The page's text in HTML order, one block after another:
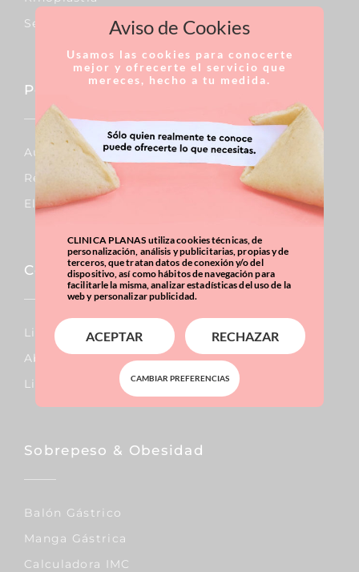
Septoplastia
Pecho
Aumento De Pecho
Reducción De Pecho
Elevación De Pecho
Corporal
Lipo Vaser
Abdominoplastia
Liposucción
Sobrepeso & Obesidad
Balón Gástrico
Manga Gástrica
Calculadora IMC
Aviso de Cookies
Usamos las cookies para conocerte
mejor y ofrecerte el servicio que
mereces, hecho a tu medida.
CLINICA PLANAS utiliza cookies técnicas, de
personalización, análisis y publicitarias, propias y de
terceros, que tratan datos de conexión y/o del
dispositivo, así como hábitos de navegación para
facilitarle la misma, analizar estadísticas del uso de la
web y personalizar publicidad.
ACEPTAR RECHAZAR
CAMBIAR PREFERENCIAS